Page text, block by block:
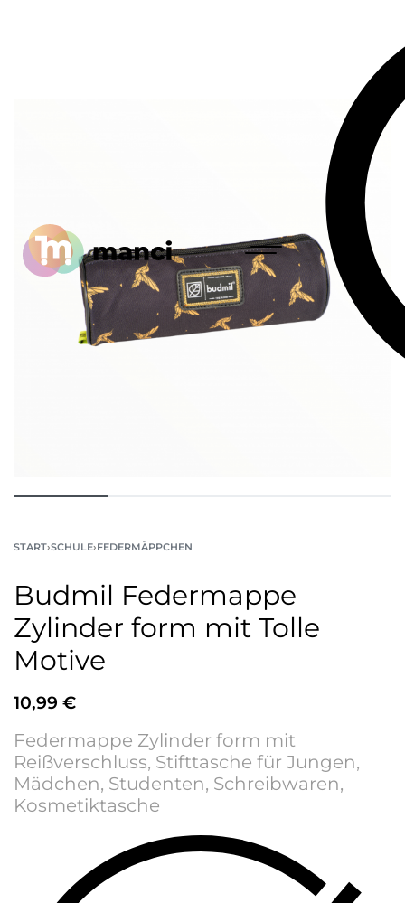
START›SCHULE›FEDERMÄPPCHEN
Budmil Federmappe
Zylinder form mit Tolle
Motive
10,99 €
Federmappe Zylinder form mit
Reißverschluss, Stifttasche für Jungen,
Mädchen, Studenten, Schreibwaren,
Kosmetiktasche